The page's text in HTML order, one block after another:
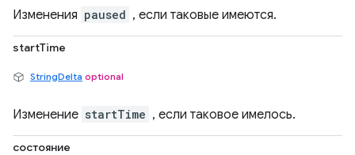
Изменения paused , если таковые имеются.
startTime
StringDelta optional
Изменение startTime , если таковое имелось.
состояние